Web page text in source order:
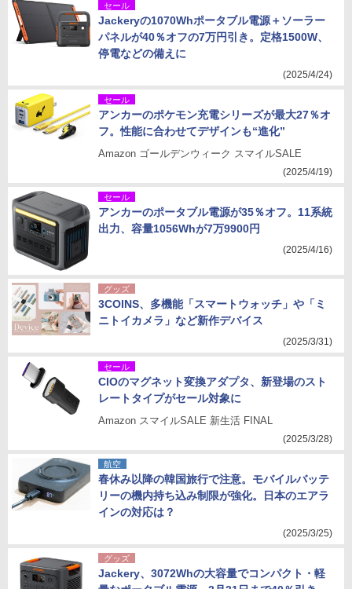
セール
Jackeryの1070Whポータブル電源＋ソーラー
パネルが40％オフの7万円引き。定格1500W、
停電などの備えに
(2025/4/24)
セール
アンカーのポケモン充電シリーズが最大27％オ
フ。性能に合わせてデザインも“進化”
Amazon ゴールデンウィーク スマイルSALE
(2025/4/19)
セール
アンカーのポータブル電源が35％オフ。11系統
出力、容量1056Whが7万9900円
(2025/4/16)
グッズ
3COINS、多機能「スマートウォッチ」や「ミ
ニトイカメラ」など新作デバイス
(2025/3/31)
セール
CIOのマグネット変換アダプタ、新登場のスト
レートタイプがセール対象に
Amazon スマイルSALE 新生活 FINAL
(2025/3/28)
航空
春休み以降の韓国旅行で注意。モバイルバッテ
リーの機内持ち込み制限が強化。日本のエアラ
インの対応は？
(2025/3/25)
グッズ
Jackery、3072Whの大容量でコンパクト・軽